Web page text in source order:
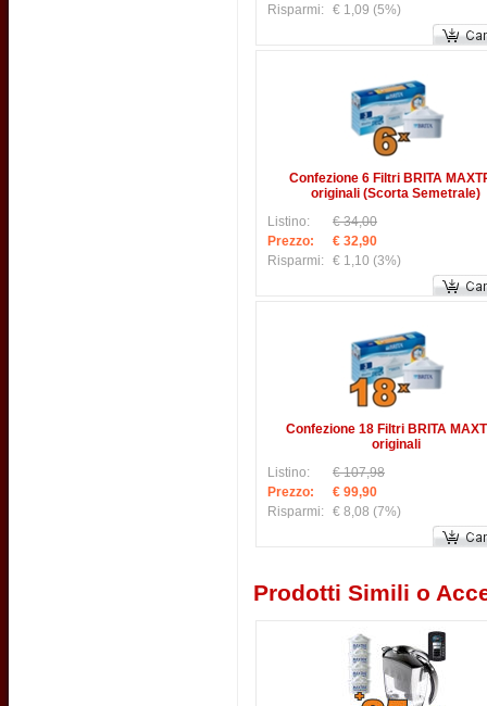
Risparmi: € 1,09 (5%)
Confezione 6 Filtri BRITA
originali (Scorta Semetrale)
Listino:
€ 34,00
Prezzo:
€ 32,90
Risparmi: € 1,10 (3%)
Confezione 18 Filtri BRITA
originali
Listino:
€ 107,98
Prezzo:
€ 99,90
Risparmi: € 8,08 (7%)
Prodotti Simili o